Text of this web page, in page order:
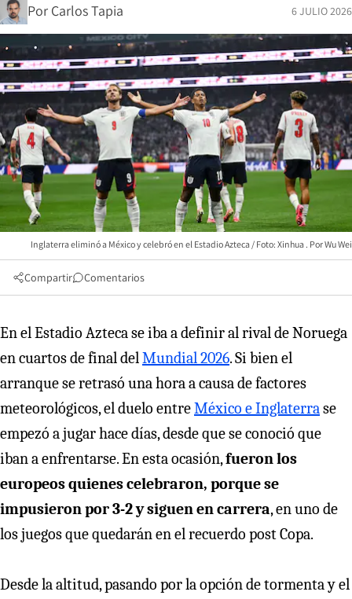
Por Carlos Tapia 6 JULIO 2026
Inglaterra eliminó a México y celebró en el Estadio Azteca / Foto: Xinhua Wu Wei
Compartir Comentarios
En el Estadio Azteca se iba a definir al rival de Noruega
en cuartos de final delMundial 2026. Si bien el
arranque se retrasó una hora a causa de factores
meteorológicos, el duelo entreMéxico e Inglaterrase
empezó a jugar hace días, desde que se conoció que
iban a enfrentarse. En esta ocasión,fueron los
europeos quienes celebraron, porque se
impusieron por 3-2 y siguen en carrera, en uno de
los juegos que quedarán en el recuerdo post Copa.
Desde la altitud, pasando por la opción de tormenta y el